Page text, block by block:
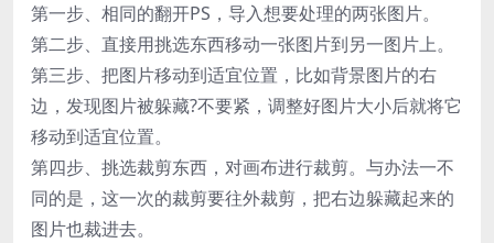
第一步、相同的翻开PS，导入想要处理的两张图片。
第二步、直接用挑选东西移动一张图片到另一图片上。
第三步、把图片移动到适宜位置，比如背景图片的右
边，发现图片被躲藏?不要紧，调整好图片大小后就将它
移动到适宜位置。
第四步、挑选裁剪东西，对画布进行裁剪。与办法一不
同的是，这一次的裁剪要往外裁剪，把右边躲藏起来的
图片也裁进去。